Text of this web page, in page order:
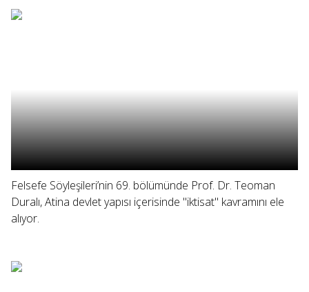
Felsefe Söyleşileri’nin 69. bölümünde Prof. Dr. Teoman
Duralı, Atina devlet yapısı içerisinde "iktisat" kavramını ele
alıyor.